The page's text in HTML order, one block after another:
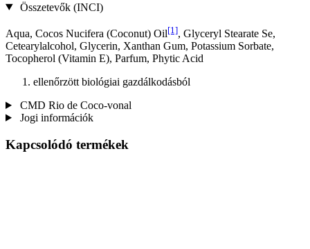
Összetevők (INCI)
Aqua, Cocos Nucifera (Coconut) Oil[1], Glyceryl Stearate Se,
Cetearylalcohol, Glycerin, Xanthan Gum, Potassium Sorbate,
Tocopherol (Vitamin E), Parfum, Phytic Acid
ellenőrzött biológiai gazdálkodásból
CMD Rio de Coco-vonal
Jogi információk
Kapcsolódó termékek